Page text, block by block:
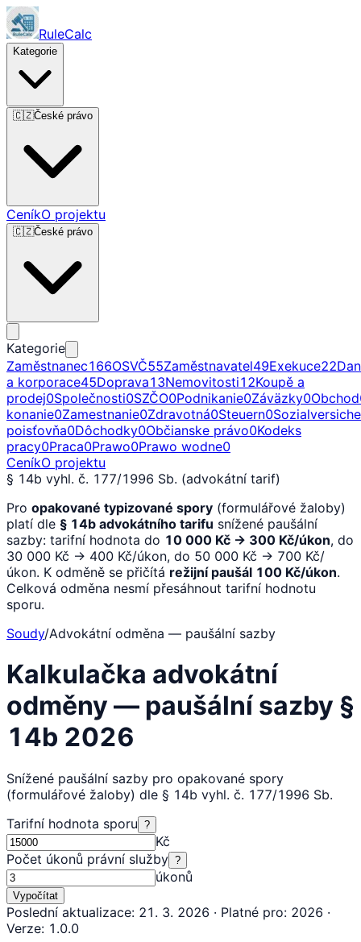
RuleCalc
Kategorie
🇨🇿České právo
CeníkO projektu
🇨🇿České právo
Kategorie
Zaměstnanec166OSVČ55Zaměstnavatel49Exekuce22
a korporace45Doprava13Nemovitosti12Koupě a
prodej0Společnosti0SZČO0Podnikanie0Záväzky0Obchod
konanie0Zamestnanie0Zdravotná0Steuern0
poisťovňa0Dôchodky0Občianske právo0Kodeks
pracy0Praca0Prawo0Prawo wodne0
CeníkO projektu
§ 14b vyhl. č. 177/1996 Sb. (advokátní tarif)
Pro opakované typizované spory (formulářové žaloby)
platí dle § 14b advokátního tarifu snížené paušální
sazby: tarifní hodnota do 10 000 Kč → 300 Kč/úkon, do
30 000 Kč → 400 Kč/úkon, do 50 000 Kč → 700 Kč/
úkon. K odměně se přičítá režijní paušál 100 Kč/úkon.
Celková odměna nesmí přesáhnout tarifní hodnotu
sporu.
Soudy/Advokátní odměna — paušální sazby
Kalkulačka advokátní
odměny — paušální sazby §
14b 2026
Snížené paušální sazby pro opakované spory
(formulářové žaloby) dle § 14b vyhl. č. 177/1996 Sb.
Tarifní hodnota sporu ?
Kč
Počet úkonů právní služby ?
úkonů
Vypočítat
Poslední aktualizace: 21. 3. 2026 · Platné pro: 2026 ·
Verze: 1.0.0